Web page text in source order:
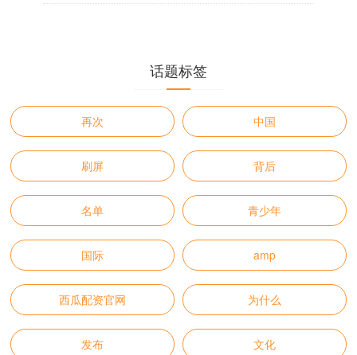
话题标签
再次 中国
刷屏 背后
名单 青少年
国际 amp
西瓜配资官网 为什么
发布 文化